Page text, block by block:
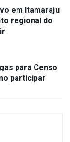
em Itamaraju
regional do
para Censo
participar